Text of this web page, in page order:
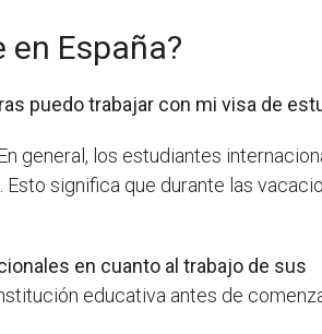
España?
puedo trabajar con mi visa de
general, los estudiantes
significa que durante las
en cuanto al trabajo de sus
educativa antes de